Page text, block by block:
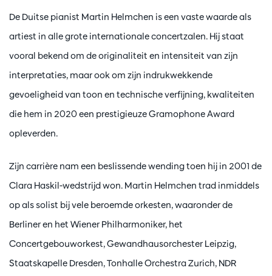
De Duitse pianist Martin Helmchen is een vaste waarde als
artiest in alle grote internationale concertzalen. Hij staat
vooral bekend om de originaliteit en intensiteit van zijn
interpretaties, maar ook om zijn indrukwekkende
gevoeligheid van toon en technische verfijning, kwaliteiten
die hem in 2020 een prestigieuze Gramophone Award
opleverden.
Zijn carrière nam een beslissende wending toen hij in 2001 de
Clara Haskil-wedstrijd won. Martin Helmchen trad inmiddels
op als solist bij vele beroemde orkesten, waaronder de
Berliner en het Wiener Philharmoniker, het
Concertgebouworkest, Gewandhausorchester Leipzig,
Staatskapelle Dresden, Tonhalle Orchestra Zurich, NDR